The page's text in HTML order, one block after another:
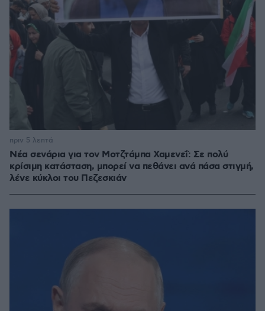
Νέα σενάρια για τον Μοτζτάμπα Χαμενεΐ: Σε πολύ
κρίσιμη κατάσταση, μπορεί να πεθάνει ανά πάσα στιγμή,
λένε κύκλοι του Πεζεσκιάν
πριν 5 λεπτά